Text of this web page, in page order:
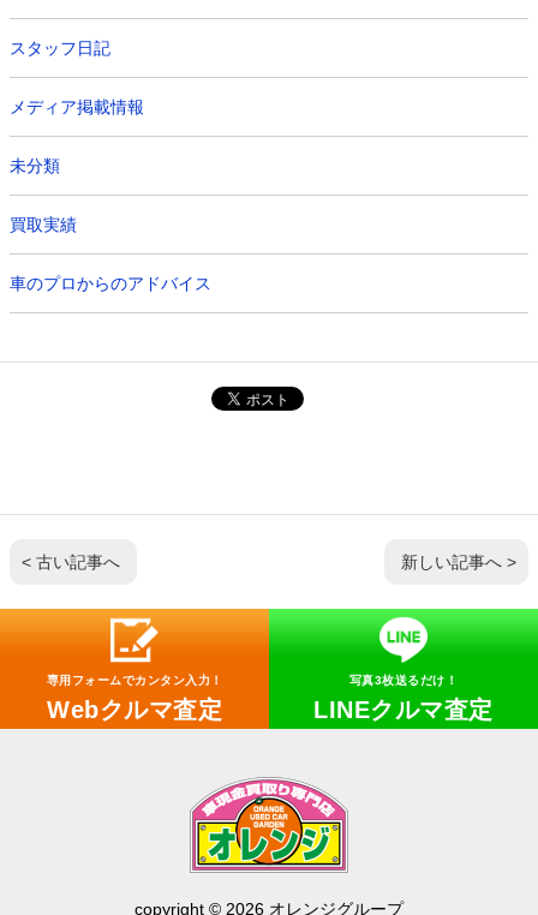
スタッフ日記
メディア掲載情報
未分類
買取実績
車のプロからのアドバイス
< 古い記事へ 新しい記事へ >
専用フォームでカンタン入力！
Webクルマ査定
写真3枚送るだけ！
LINEクルマ査定
copyright © 2026 オレンジグループ